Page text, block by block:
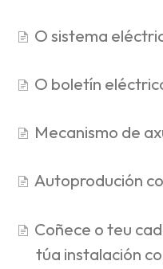
O sistema
O boletín
Mecanismo de
Autoprodución
Coñece o teu
túa instalación